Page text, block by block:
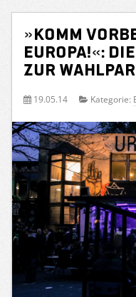
»Komm
Europa!«:
zur
19.05.14 Kategorie: